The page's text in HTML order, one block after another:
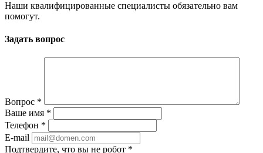
Наши квалифицированные специалисты обязательно вам
помогут.
Задать вопрос
Вопрос *
Ваше имя *
Телефон *
E-mail
Подтвердите, что вы не робот *